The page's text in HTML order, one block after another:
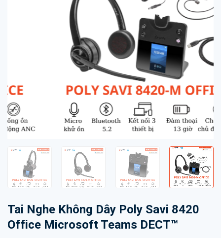
Tai Nghe Không Dây Poly Savi 8420
Office Microsoft Teams DECT™